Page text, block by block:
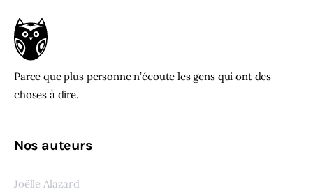
Parce que plus personne n’écoute les gens qui ont des
choses à dire.
Nos auteurs
Joëlle Alazard